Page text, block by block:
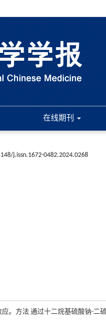
在线期刊
j.issn.1672-0482.2024.0268
。方法 通过十二烷基硫酸钠-二